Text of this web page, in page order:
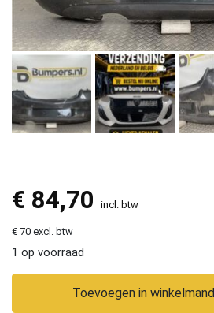
€ 84,70 incl. btw
€ 70 excl. btw
1 op voorraad
Toevoegen in winkelmand